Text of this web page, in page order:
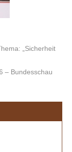
„Sicherheit
– Bundesschau